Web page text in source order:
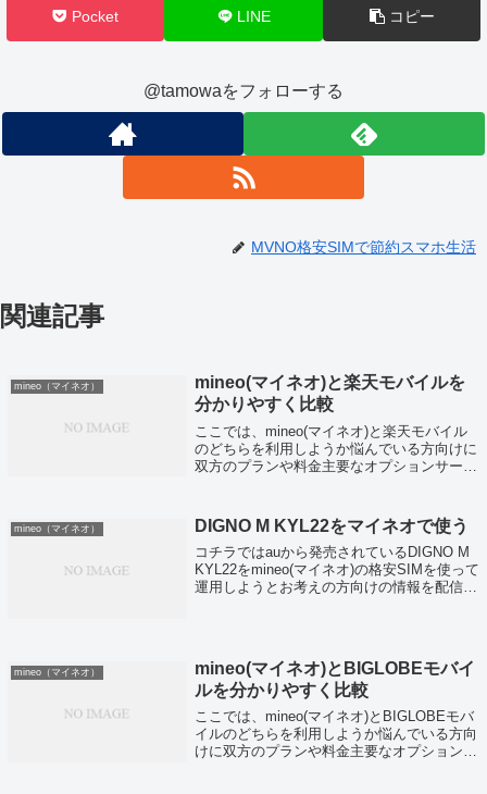
Pocket LINE コピー
@tamowaをフォローする
MVNO格安SIMで節約スマホ生活
関連記事
mineo（マイネオ）
mineo(マイネオ)と楽天モバイルを
分かりやすく比較
ここでは、mineo(マイネオ)と楽天モバイル
のどちらを利用しようか悩んでいる方向けに
双方のプランや料金主要なオプションサービ
双方提供しているプランの比較...
mineo（マイネオ） DIGNO M KYL22をマイネオで使う
コチラではauから発売されているDIGNO M
KYL22をmineo(マイネオ)の格安SIMを使って
運用しようとお考えの方向けの情報を配信し
mineo（マイネオ）
mineo(マイネオ)とBIGLOBEモバイ
ルを分かりやすく比較
ここでは、mineo(マイネオ)とBIGLOBEモバ
イルのどちらを利用しようか悩んでいる方向
けに双方のプランや料金主要なオプションサ